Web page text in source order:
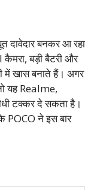
बनकर आ रहा
बड़ी बैटरी और
में खास बनाते हैं। अगर
यह Realme,
टक्कर दे सकता है।
POCO ने इस बार